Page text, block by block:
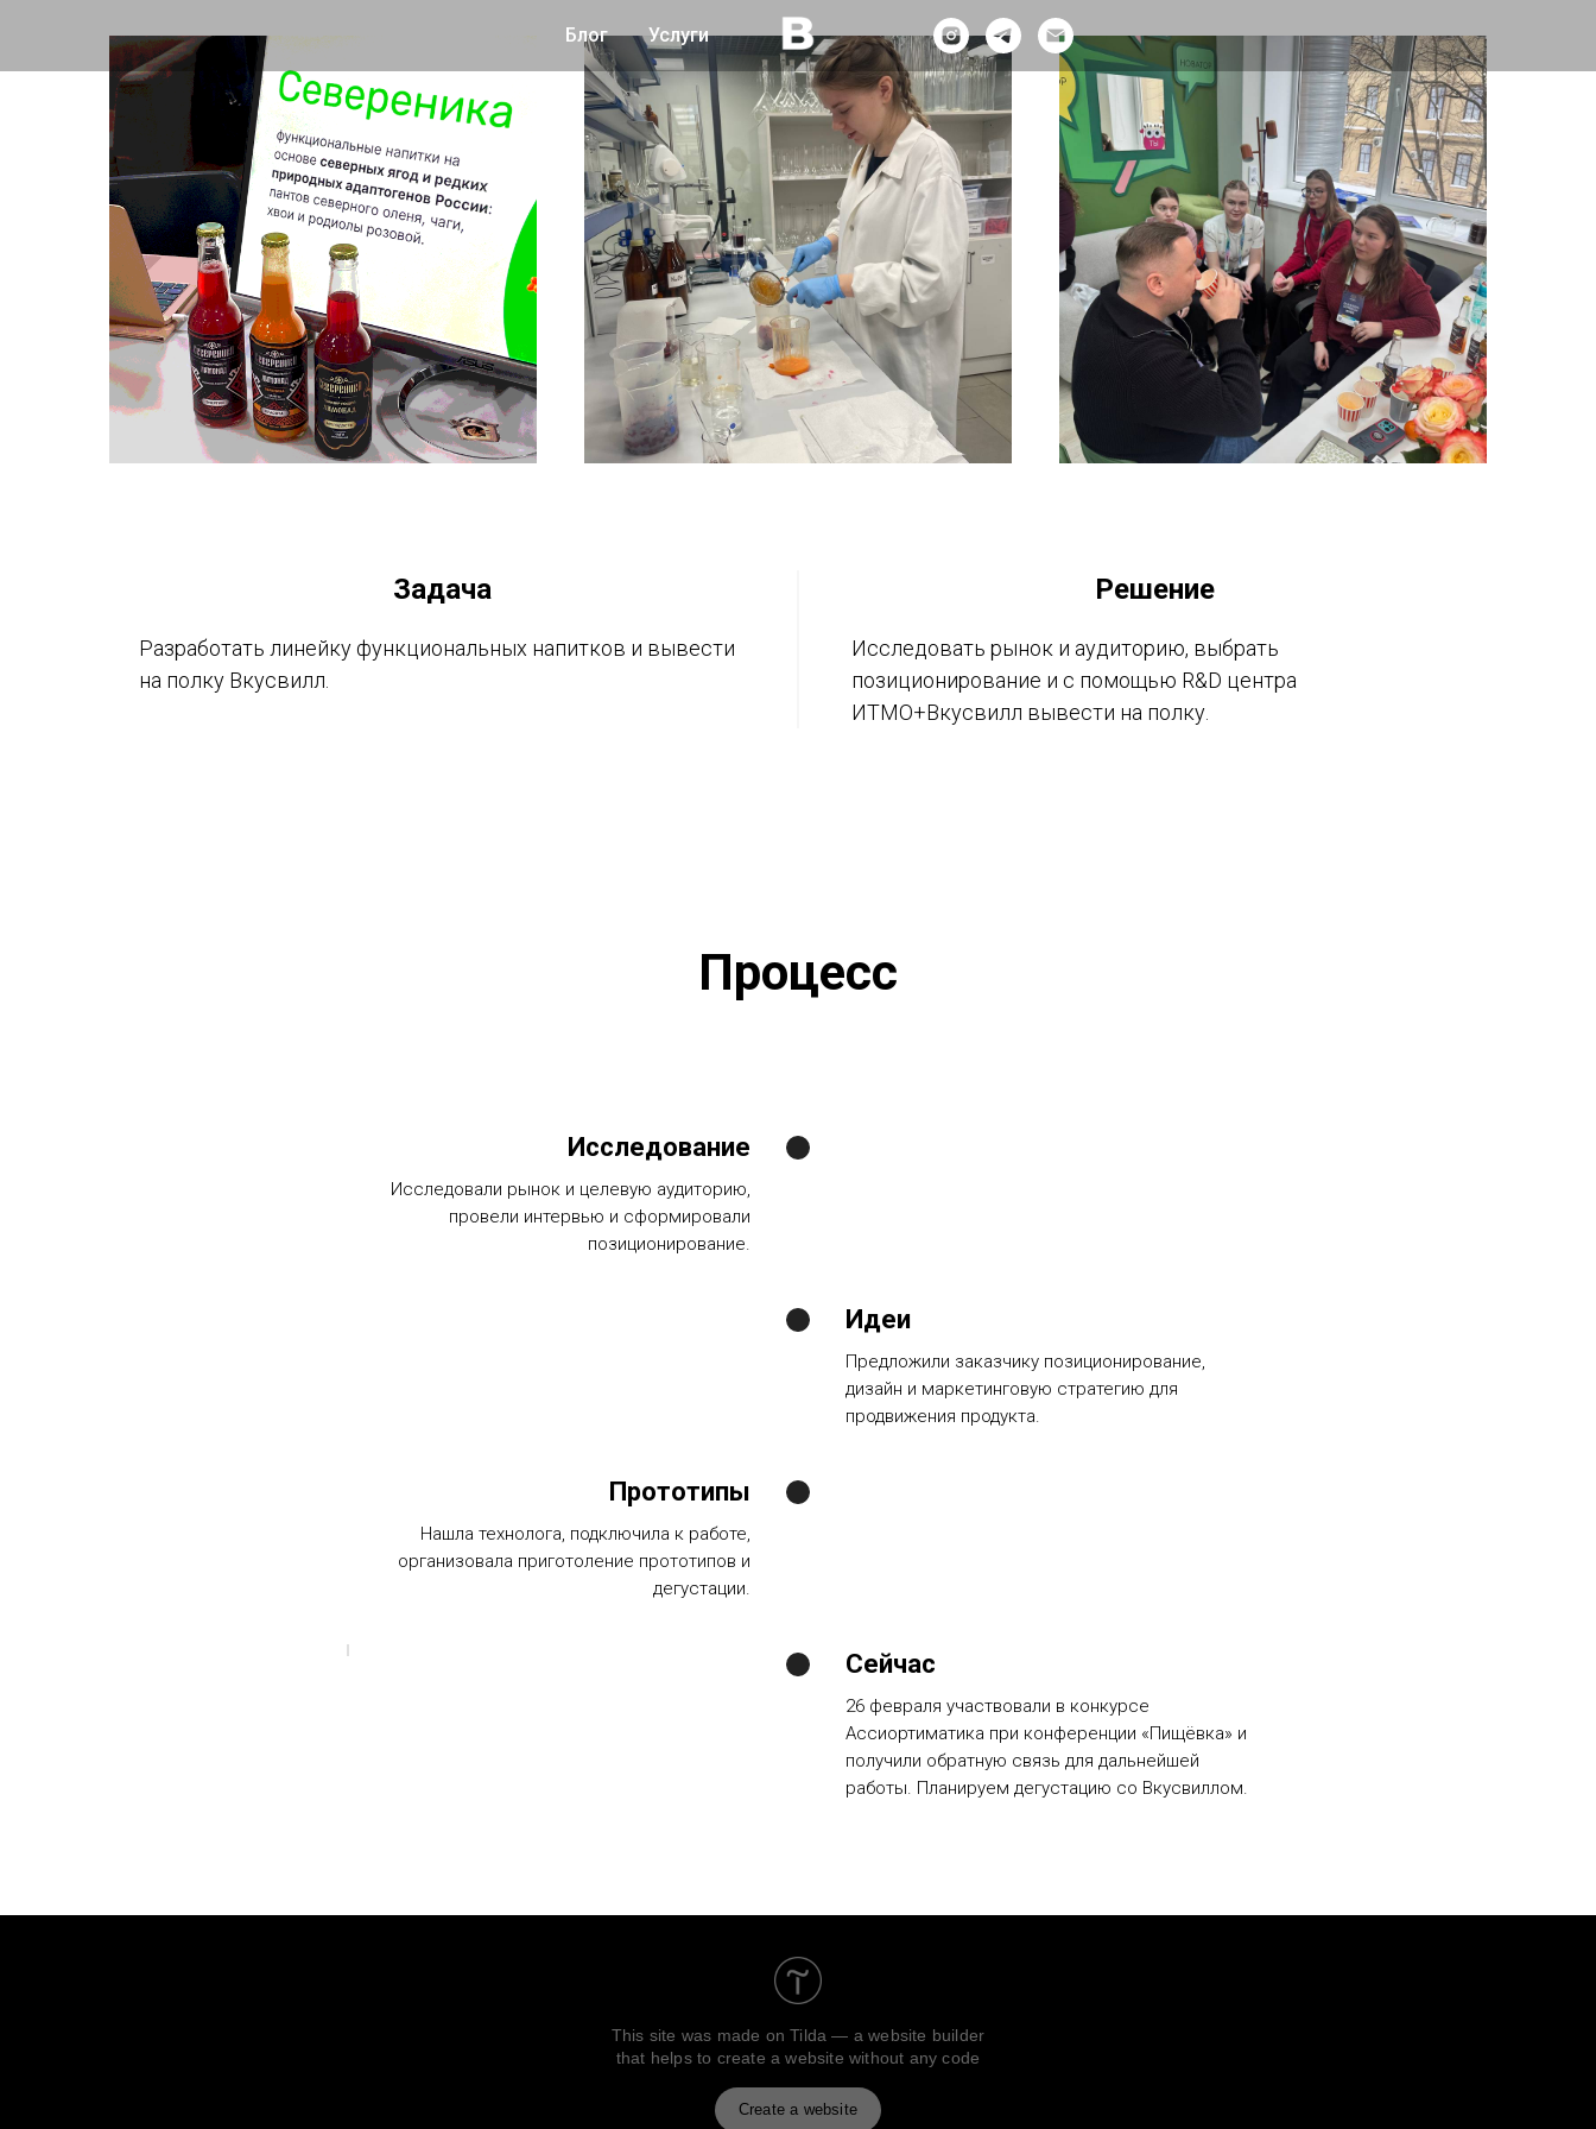
Блог Услуги
Задача
Разработать линейку функциональных напитков и вывести
на полку Вкусвилл.
Решение
Исследовать рынок и аудиторию, выбрать
позиционирование и с помощью R&D центра
ИТМО+Вкусвилл вывести на полку.
Процесс
Исследование
Исследовали рынок и целевую аудиторию,
провели интервью и сформировали
позиционирование.
Идеи
Предложили заказчику позиционирование,
дизайн и маркетинговую стратегию для
продвижения продукта.
Прототипы
Нашла технолога, подключила к работе,
организовала приготоление прототипов и
дегустации.
Сейчас
26 февраля участвовали в конкурсе
Ассиортиматика при конференции «Пищёвка» и
получили обратную связь для дальнейшей
работы. Планируем дегустацию со Вкусвиллом.
This site was made onTilda — a website builder
that helps to create a website without any code
Create a website